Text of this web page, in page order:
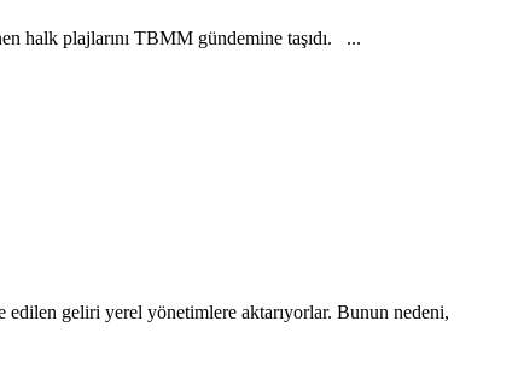
halk plajlarını TBMM gündemine taşıdı. ...
geliri yerel yönetimlere aktarıyorlar. Bunun nedeni,